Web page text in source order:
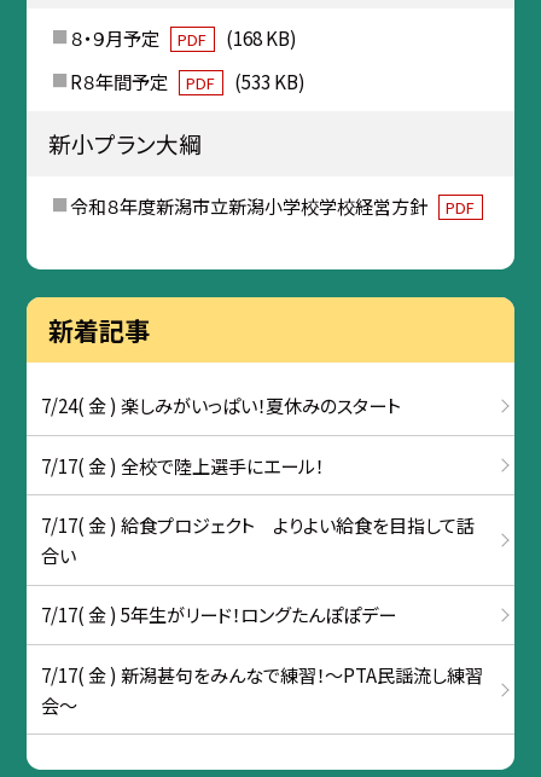
８・９月予定 PDF
(168 KB)
R８年間予定
PDF (533 KB)
新小プラン大綱
令和８年度新潟市立新潟小学校学校経営方針 PDF
新着記事
7/24( 金 ) 楽しみがいっぱい！夏休みのスタート
7/17( 金 ) 全校で陸上選手にエール！
7/17( 金 ) 給食プロジェクト よりよい給食を目指して話
合い
7/17( 金 ) 5年生がリード！ロングたんぽぽデー
7/17( 金 ) 新潟甚句をみんなで練習！～PTA民謡流し練習
会～